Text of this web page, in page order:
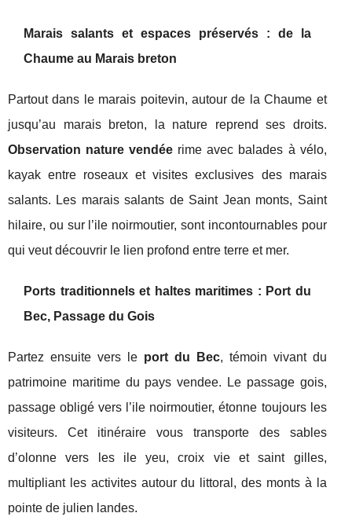
Marais salants et espaces préservés : de la
Chaume au Marais breton
Partout dans le marais poitevin, autour de la Chaume et
jusqu’au marais breton, la nature reprend ses droits.
Observation nature vendée rime avec balades à vélo,
kayak entre roseaux et visites exclusives des marais
salants. Les marais salants de Saint Jean monts, Saint
hilaire, ou sur l’ile noirmoutier, sont incontournables pour
qui veut découvrir le lien profond entre terre et mer.
Ports traditionnels et haltes maritimes : Port du
Bec, Passage du Gois
Partez ensuite vers le port du Bec, témoin vivant du
patrimoine maritime du pays vendee. Le passage gois,
passage obligé vers l’ile noirmoutier, étonne toujours les
visiteurs. Cet itinéraire vous transporte des sables
d’olonne vers les ile yeu, croix vie et saint gilles,
multipliant les activites autour du littoral, des monts à la
pointe de julien landes.